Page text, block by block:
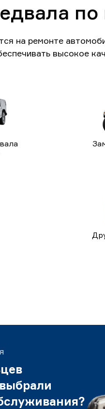
на ремонте
высокое